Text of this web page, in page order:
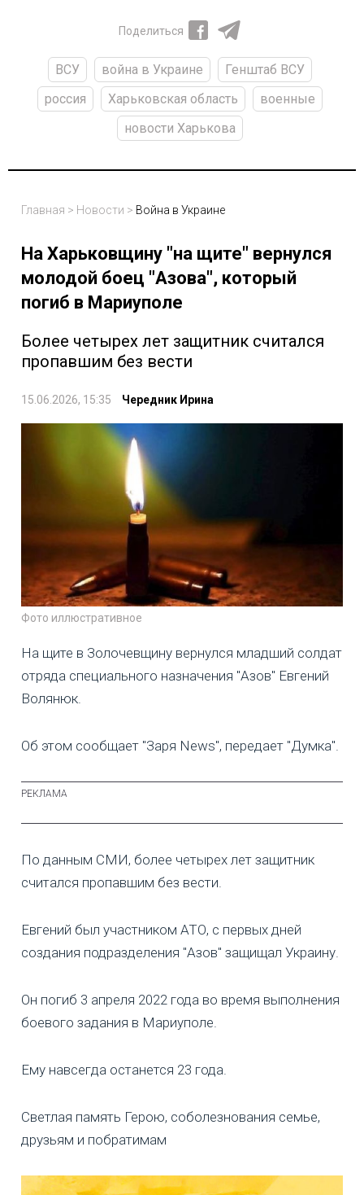
Поделиться
ВСУ война в Украине
Генштаб ВСУ
россия
Харьковская область
военные
новости Харькова
Главная > Новости > Война в Украине
На Харьковщину "на щите" вернулся
молодой боец "Азова", который
погиб в Мариуполе
Более четырех лет защитник считался
пропавшим без вести
15.06.2026, 15:35 Чередник Ирина
Фото иллюстративное
На щите в Золочевщину вернулся младший солдат
отряда специального назначения "Азов" Евгений
Волянюк.
Об этом сообщает "Заря News", передает "Думка".
По данным СМИ, более четырех лет защитник
считался пропавшим без вести.
Евгений был участником АТО, с первых дней
создания подразделения "Азов" защищал Украину.
Он погиб 3 апреля 2022 года во время выполнения
боевого задания в Мариуполе.
Ему навсегда останется 23 года.
Светлая память Герою, соболезнования семье,
друзьям и побратимам